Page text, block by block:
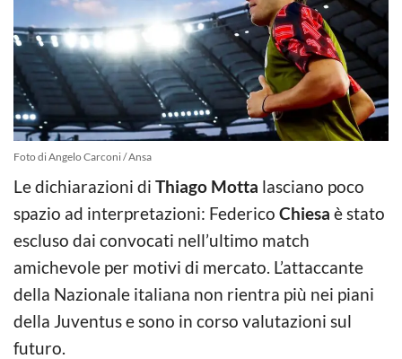
Foto di Angelo Carconi / Ansa
Le dichiarazioni di Thiago Motta lasciano poco
spazio ad interpretazioni: Federico Chiesa è stato
escluso dai convocati nell’ultimo match
amichevole per motivi di mercato. L’attaccante
della Nazionale italiana non rientra più nei piani
della Juventus e sono in corso valutazioni sul
futuro.